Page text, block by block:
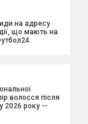
на адресу
що мають на
волосся після
2026 року --